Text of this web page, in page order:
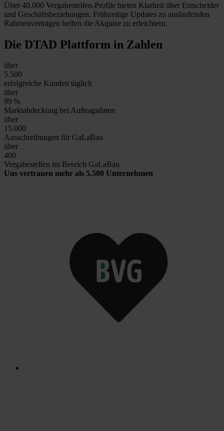
Über 40.000 Vergabestellen-Profile bieten Klarheit über Entscheider
und Geschäftsbeziehungen. Frühzeitige Updates zu auslaufenden
Rahmenverträgen helfen die Akquise zu erleichtern.
Die DTAD Plattform in Zahlen
über
5.500
erfolgreiche Kunden täglich
über
99 %
Marktabdeckung bei Auftragsdaten
über
15.000
Ausschreibungen für GaLaBau
über
400
Vergabestellen im Bereich GaLaBau
Uns vertrauen mehr als 5.500 Unternehmen